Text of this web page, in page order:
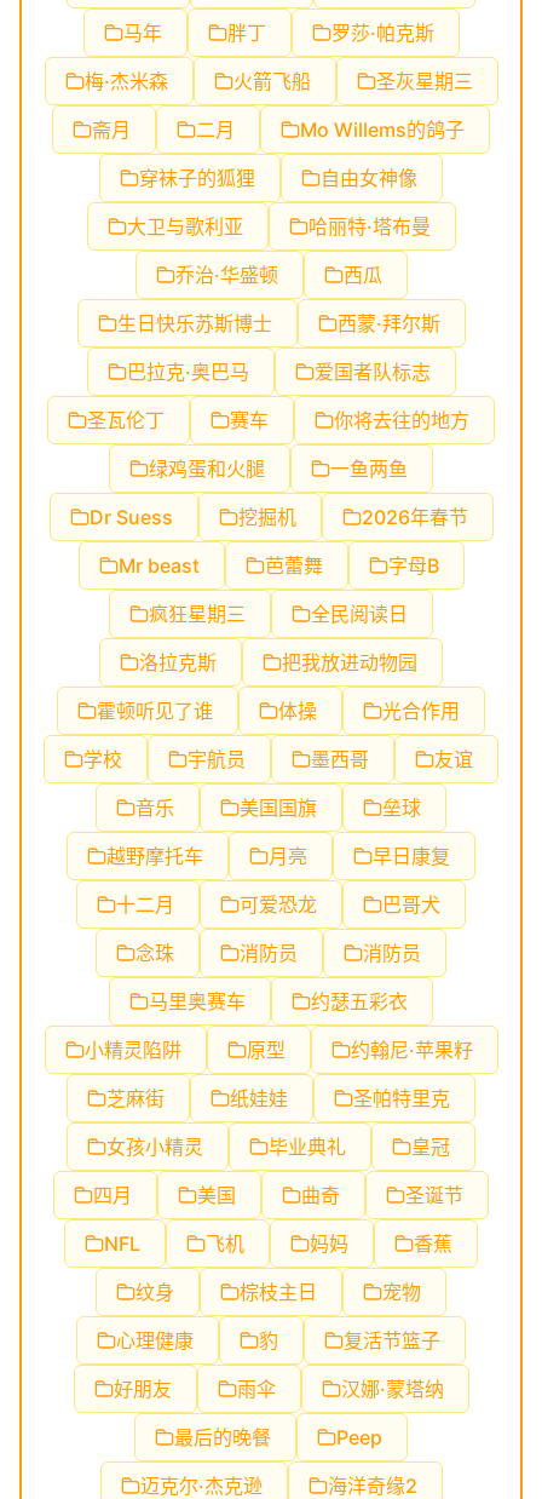
马年 胖丁
罗莎·帕克斯
梅·杰米森
火箭飞船
圣灰星期三
斋月
二月
Mo Willems的鸽子
穿袜子的狐狸
自由女神像
大卫与歌利亚
哈丽特·塔布曼
乔治·华盛顿
西瓜
生日快乐苏斯博士
西蒙·拜尔斯
巴拉克·奥巴马
爱国者队标志
圣瓦伦丁
赛车
你将去往的地方
绿鸡蛋和火腿
一鱼两鱼
Dr Suess
挖掘机
2026年春节
Mr beast
芭蕾舞
字母B
疯狂星期三
全民阅读日
洛拉克斯
把我放进动物园
霍顿听见了谁
体操
光合作用
学校
宇航员 墨西哥
友谊
音乐
美国国旗
垒球
越野摩托车
月亮
早日康复
十二月
可爱恐龙
巴哥犬
念珠
消防员
消防员
马里奥赛车
约瑟五彩衣
小精灵陷阱
原型
约翰尼·苹果籽
芝麻街
纸娃娃
圣帕特里克
女孩小精灵
毕业典礼
皇冠
四月
美国 曲奇
圣诞节
NFL
飞机 妈妈
香蕉
纹身
棕枝主日
宠物
心理健康
豹
复活节篮子
好朋友
雨伞
汉娜·蒙塔纳
最后的晚餐
Peep
迈克尔·杰克逊
海洋奇缘2